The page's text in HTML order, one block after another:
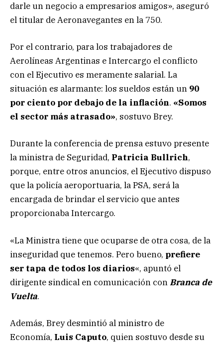
darle un negocio a empresarios amigos», aseguró
el titular de Aeronavegantes en la 750.
Por el contrario, para los trabajadores de
Aerolíneas Argentinas e Intercargo el conflicto
con el Ejecutivo es meramente salarial. La
situación es alarmante: los sueldos están un 90
por ciento por debajo de la inflación. «Somos
el sector más atrasado», sostuvo Brey.
Durante la conferencia de prensa estuvo presente
la ministra de Seguridad, Patricia Bullrich,
porque, entre otros anuncios, el Ejecutivo dispuso
que la policía aeroportuaria, la PSA, será la
encargada de brindar el servicio que antes
proporcionaba Intercargo.
«La Ministra tiene que ocuparse de otra cosa, de la
inseguridad que tenemos. Pero bueno, prefiere
ser tapa de todos los diarios«, apuntó el
dirigente sindical en comunicación conBranca de
Vuelta.
Además, Brey desmintió al ministro de
Economía, Luis Caputo, quien sostuvo desde su